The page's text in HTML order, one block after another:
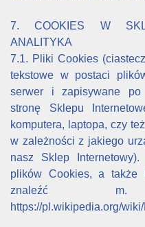
7. COOKIES W
ANALITYKA
7.1. Pliki Cookies
tekstowe w postaci
serwer i zapisywane po
stronę Sklepu
komputera, laptopa, czy
w zależności z jakiego
nasz Sklep Internetowy).
plików Cookies, a także
znaleźć
https://pl.wikipedia.org/